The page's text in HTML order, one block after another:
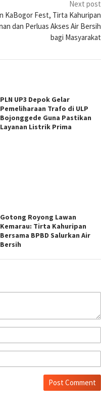
Next post
KaBogor Fest, Tirta Kahuripan
dan Perluas Akses Air Bersih
bagi Masyarakat
PLN UP3 Depok Gelar
Pemeliharaan Trafo di ULP
Bojonggede Guna Pastikan
Layanan Listrik Prima
Gotong Royong Lawan
Kemarau: Tirta Kahuripan
Bersama BPBD Salurkan Air
Bersih